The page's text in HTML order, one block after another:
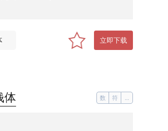
立即下载
体 数 符 ...